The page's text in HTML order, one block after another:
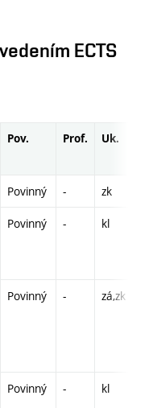
ECTS
Pov. Prof. Uk.
Povinný - zk
Povinný - kl
Povinný - zá,zk
Povinný - kl